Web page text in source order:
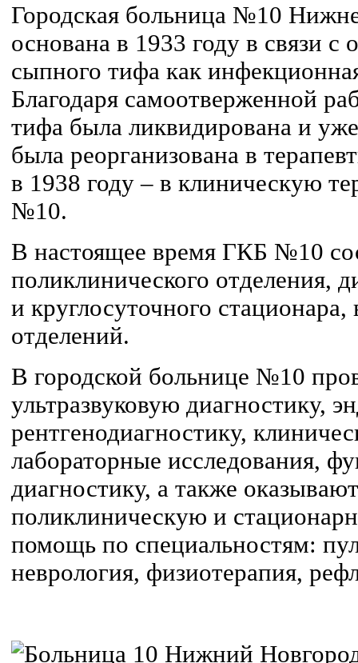
Городская больница №10
основана в 1933 году в связи
сыпного тифа как
Благодаря самоотверженной
тифа была ликвидирована и
была реорганизована в
в 1938 году – в клиническую
№10.
В настоящее время ГКБ №10
поликлинического отделения,
и круглосуточного
отделений.
В городской больнице №10
ультразвуковую диагностику,
рентгенодиагностику,
лабораторные исследования,
диагностику, а также
поликлиническую и
помощь по специальностям:
неврология, физиотерапия,